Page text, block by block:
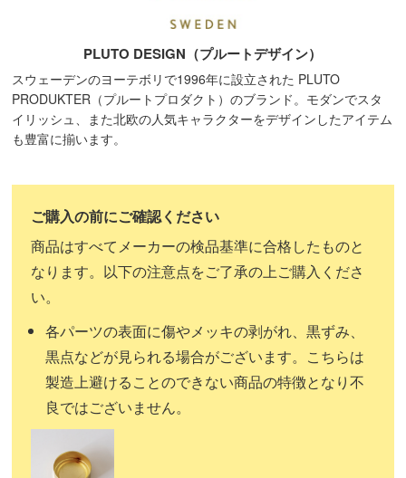
PLUTO DESIGN（プルートデザイン）
スウェーデンのヨーテボリで1996年に設立された PLUTO
PRODUKTER（プルートプロダクト）のブランド。モダンでスタ
イリッシュ、また北欧の人気キャラクターをデザインしたアイテム
も豊富に揃います。
商品はすべてメーカーの検品基準に合格したものと
なります。以下の注意点をご了承の上ご購入くださ
い。
各パーツの表面に傷やメッキの剥がれ、黒ずみ、
黒点などが見られる場合がございます。こちらは
製造上避けることのできない商品の特徴となり不
良ではございません。